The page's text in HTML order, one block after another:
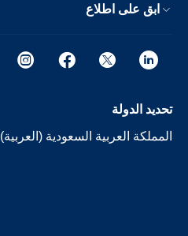
ابق على اطلاع
تحديد الدولة
المملكة العربية السعودية (العربية)